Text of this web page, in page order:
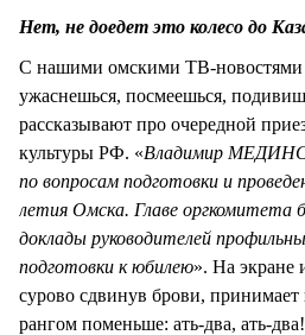
Нет, не доедет это колесо до
С нашими омскими ТВ-новостями
ужаснешься, посмеешься,
рассказывают про очередной
культуры РФ. «Владимир
по вопросам подготовки и
летия Омска. Главе оргкомитета
доклады руководителей
подготовки к юбилею». На экране
сурово сдвинув брови, принимает
рангом поменьше: ать-два, ать-два!